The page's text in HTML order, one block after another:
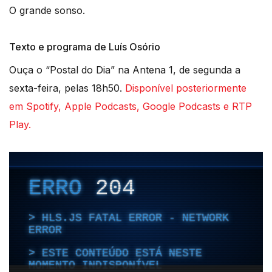
O grande sonso.
Texto e programa de Luís Osório
Ouça o “Postal do Dia” na Antena 1, de segunda a
sexta-feira, pelas 18h50. Disponível posteriormente
em Spotify, Apple Podcasts, Google Podcasts e RTP
Play.